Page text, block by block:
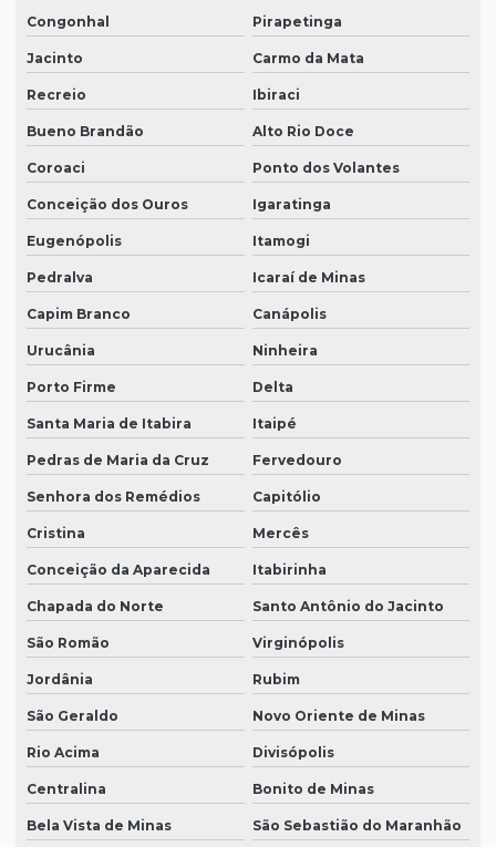
Congonhal Pirapetinga
Jacinto Carmo da Mata
Recreio Ibiraci
Bueno Brandão Alto Rio Doce
Coroaci Ponto dos Volantes
Conceição dos Ouros Igaratinga
Eugenópolis Itamogi
Pedralva Icaraí de Minas
Capim Branco Canápolis
Urucânia Ninheira
Porto Firme Delta
Santa Maria de Itabira Itaipé
Pedras de Maria da Cruz Fervedouro
Senhora dos Remédios Capitólio
Cristina Mercês
Conceição da Aparecida Itabirinha
Chapada do Norte Santo Antônio do Jacinto
São Romão Virginópolis
Jordânia Rubim
São Geraldo Novo Oriente de Minas
Rio Acima Divisópolis
Centralina Bonito de Minas
Bela Vista de Minas São Sebastião do Maranhão